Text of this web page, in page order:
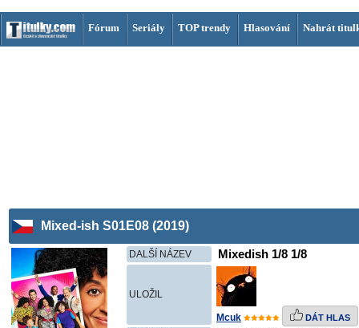
Fórum Seriály TOP trendy Hlasování Nahrát
Mixed-ish S01E08 (2019)
DALŠÍ NÁZEV Mixedish 1/8 1/8
ULOŽIL
Mcuk DÁT HLAS